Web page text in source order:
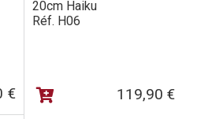
– 1A rue Rohan F-67790 –
€
20cm Haiku
Réf. H06
119,90 €